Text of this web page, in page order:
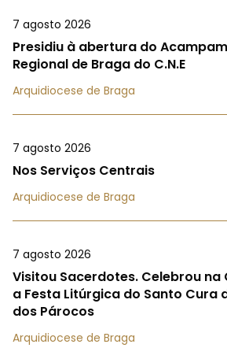
7 agosto 2026
Presidiu à abertura do
Regional de Braga do C.N.E
Arquidiocese de Braga
7 agosto 2026
Nos Serviços Centrais
Arquidiocese de Braga
7 agosto 2026
Visitou Sacerdotes. Celebrou
a Festa Litúrgica do Santo Cura
dos Párocos
Arquidiocese de Braga